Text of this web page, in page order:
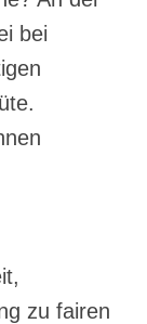
bei
zu fairen